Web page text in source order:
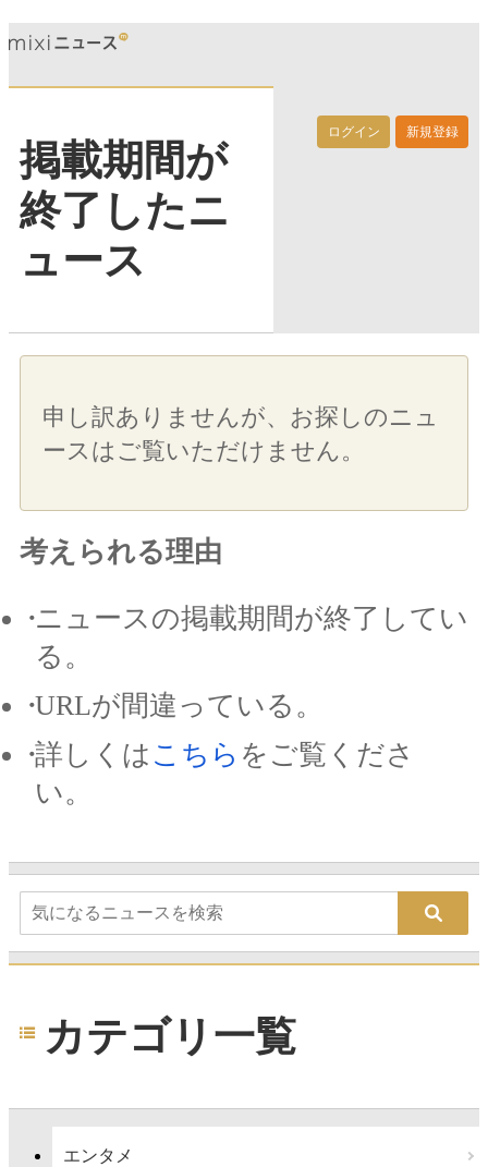
ログイン 新規登録
掲載期間が
終了したニ
ュース
申し訳ありませんが、お探しのニュ
ースはご覧いただけません。
考えられる理由
ニュースの掲載期間が終了してい
る。
URLが間違っている。
詳しくは こちら をご覧くださ
い。
カテゴリ一覧
エンタメ